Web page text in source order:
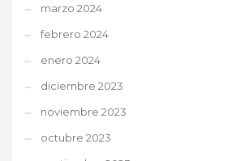
marzo 2024
febrero 2024
enero 2024
diciembre 2023
noviembre 2023
octubre 2023